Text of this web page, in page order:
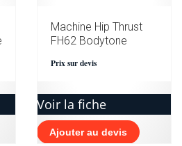
Machine Hip Thrust
FH62 Bodytone
Prix sur devis
Voir la fiche
Ajouter au devis